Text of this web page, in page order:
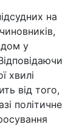
на
у
хвилі
від того,
політичне